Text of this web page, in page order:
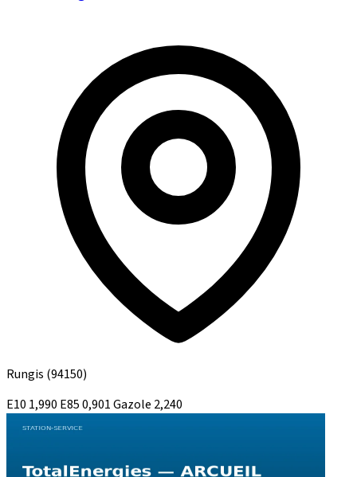
Rungis (94150)
E10 1,990 E850,901Gazole 2,240